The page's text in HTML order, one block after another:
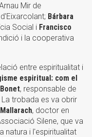
Mir de
Bárbara
Social i Francisco
i la cooperativa
entre espiritualitat i
espiritual: com el
, responsable de
trobada es va obrir
, doctor en
Silene, que va
natura i l'espiritualitat